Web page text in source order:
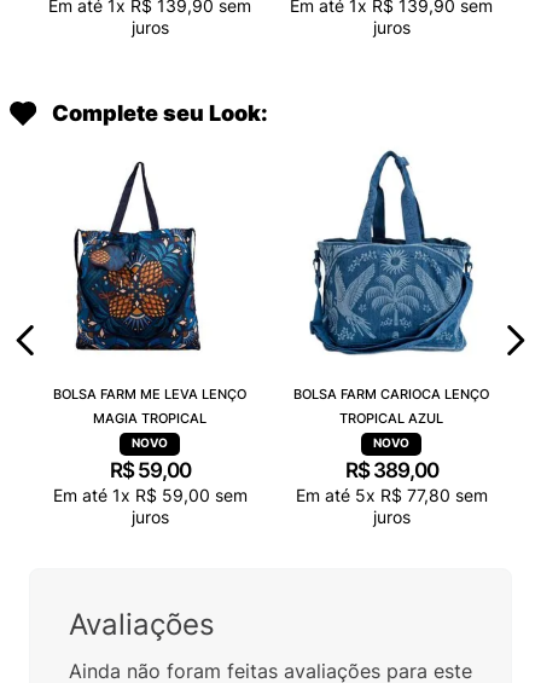
Em até 1x R$ 139,90 sem
juros
Em até 1x R$ 139,90 sem
juros
Complete seu Look:
BOLSA FARM ME LEVA LENÇO
MAGIA TROPICAL
R$ 59,00
Em até 1x R$ 59,00 sem
juros
BOLSA FARM CARIOCA LENÇO
TROPICAL AZUL
R$ 389,00
Em até 5x R$ 77,80 sem
juros
Avaliações
Ainda não foram feitas avaliações para este